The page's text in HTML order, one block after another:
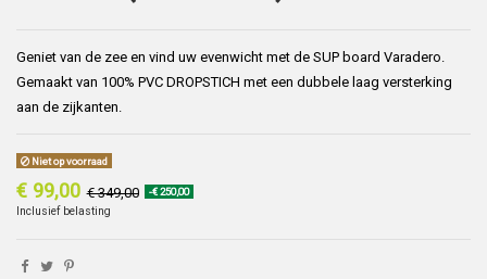
Geniet van de zee en vind uw evenwicht met de SUP board Varadero.
Gemaakt van 100% PVC DROPSTICH met een dubbele laag versterking
aan de zijkanten.
Niet op voorraad
€ 99,00 € 349,00 -€ 250,00
Inclusief belasting